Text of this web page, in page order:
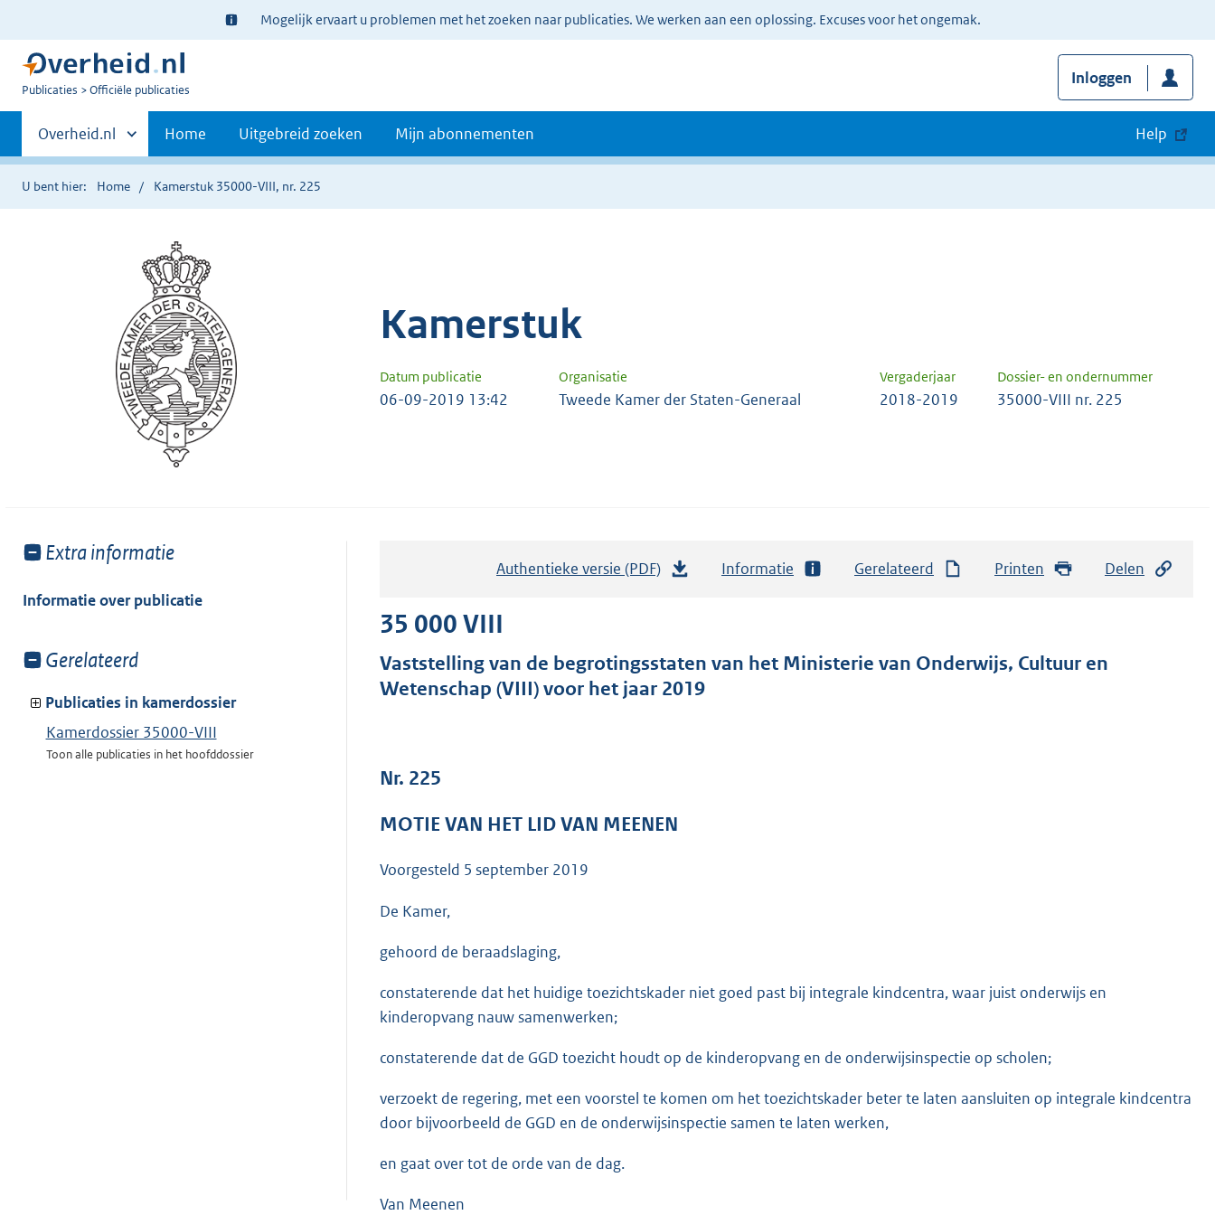
Ter
informatie:
Mogelijk ervaart u problemen met het zoeken naar publicaties. We werken aan een oplossing. Excuses voor het ongemak.
U
Publicaties Officiële publicaties
Inloggen
Primaire
navigatie
Andere
sites
binnen
Overheid.nl Home Uitgebreid zoeken Mijn abonnementen Help
U bent hier: Home Kamerstuk 35000-VIII, nr. 225
Kamerstuk
Datum publicatie Organisatie Vergaderjaar Dossier- en ondernummer
06-09-2019 13:42 Tweede Kamer der Staten-Generaal 2018-2019 35000-VIII nr. 225
Toon
van:
Extra informatie
Informatie over publicatie
Toon
van:
Gerelateerd
Publicaties in kamerdossier
Kamerdossier 35000-VIII
Toon alle publicaties in het hoofddossier
Authentieke versie (PDF)
a
n
o
o
5
Informatie Gerelateerd Printen Delen
35 000 VIII
Vaststelling van de begrotingsstaten van het Ministerie van Onderwijs, Cultuur en
Wetenschap (VIII) voor het jaar 2019
Nr. 225
MOTIE VAN HET LID VAN MEENEN
Voorgesteld 5 september 2019
De Kamer,
gehoord de beraadslaging,
constaterende dat het huidige toezichtskader niet goed past bij integrale kindcentra, waar juist onderwijs en
kinderopvang nauw samenwerken;
constaterende dat de GGD toezicht houdt op de kinderopvang en de onderwijsinspectie op scholen;
verzoekt de regering, met een voorstel te komen om het toezichtskader beter te laten aansluiten op integrale kindcentra
door bijvoorbeeld de GGD en de onderwijsinspectie samen te laten werken,
en gaat over tot de orde van de dag.
Van Meenen